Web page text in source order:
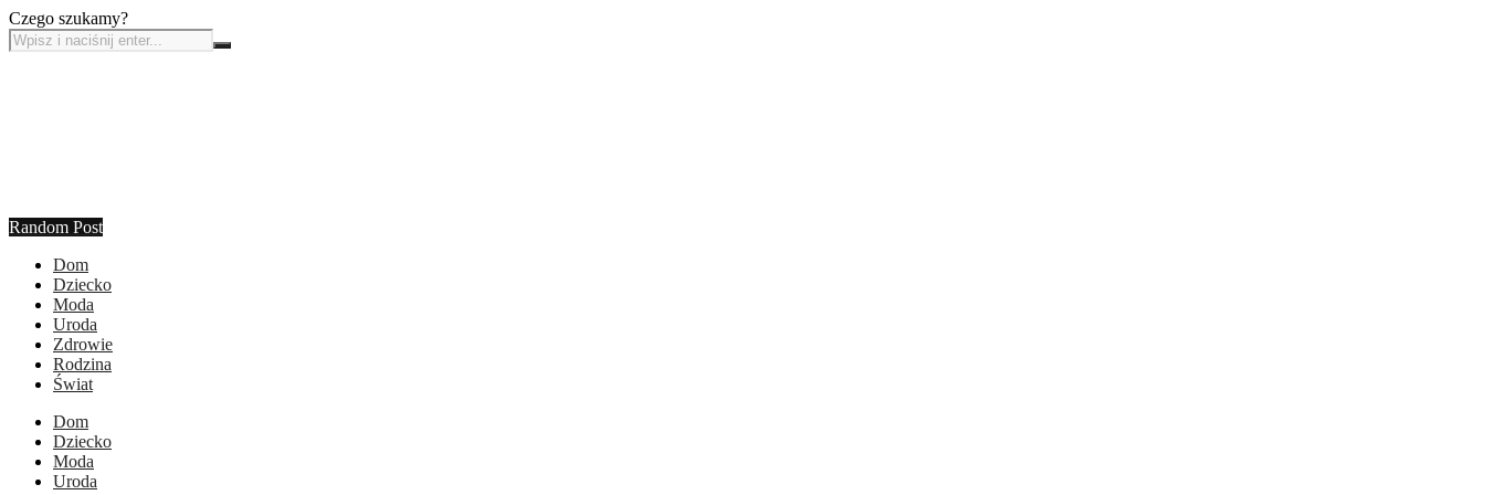
Czego szukamy?
Random Post
Dom
Dziecko
Moda
Uroda
Zdrowie
Rodzina
Świat
Dom
Dziecko
Moda
Uroda